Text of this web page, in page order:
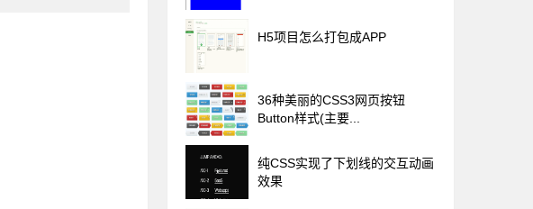
H5项目怎么打包成APP
36种美丽的CSS3网页按钮
Button样式(主要...
纯CSS实现了下划线的交互动画
效果